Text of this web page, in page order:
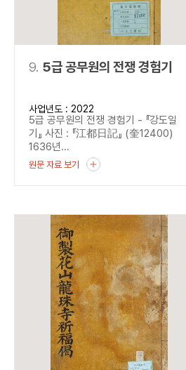
9. 5급 공무원의 전쟁 경험기
사업년도 : 2022
5급 공무원의 전쟁 경험기 - 『강도일
기』 사진 : 『江都日記』 (奎12400)
1636년...
원문 자료 보기